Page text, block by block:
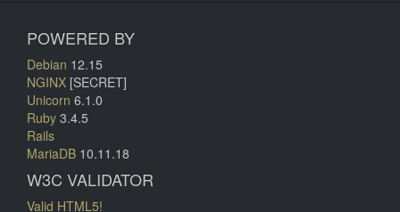
POWERED BY
Debian 12.15
NGINX [SECRET]
Unicorn 6.1.0
Ruby 3.4.5
Rails
MariaDB 10.11.18
W3C VALIDATOR
Valid HTML5!